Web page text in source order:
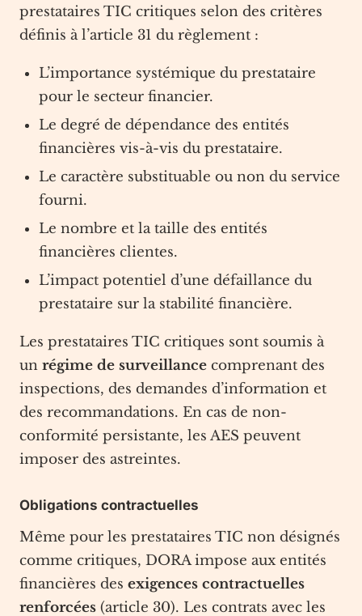
prestataires TIC critiques selon des critères
définis à l’article 31 du règlement :
L’importance systémique du prestataire
pour le secteur financier.
Le degré de dépendance des entités
financières vis-à-vis du prestataire.
Le caractère substituable ou non du service
fourni.
Le nombre et la taille des entités
financières clientes.
L’impact potentiel d’une défaillance du
prestataire sur la stabilité financière.
Les prestataires TIC critiques sont soumis à
un régime de surveillance comprenant des
inspections, des demandes d’information et
des recommandations. En cas de non-
conformité persistante, les AES peuvent
imposer des astreintes.
Obligations contractuelles
Même pour les prestataires TIC non désignés
comme critiques, DORA impose aux entités
financières des exigences contractuelles
renforcées (article 30). Les contrats avec les